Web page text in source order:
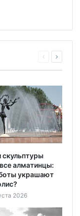
скульптуры
алматинцы:
украшают
2026